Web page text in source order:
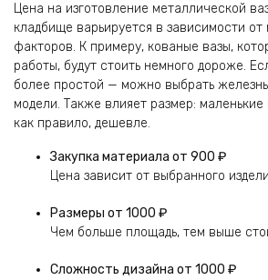
Цена на изготовление металлической
кладбище варьируется в зависимости
факторов. К примеру, кованые вазы,
работы, будут стоить немного дороже.
более простой — можно выбрать
модели. Также влияет размер:
как правило, дешевле.
Закупка материала от 900 ₽
Цена зависит от выбранного
Размеры от 1000 ₽
Чем больше площадь, тем выше
Сложность дизайна от 1000 ₽